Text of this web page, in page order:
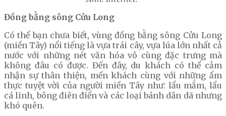
Đồng bằng sông Cửu Long
Có thể bạn chưa biết, vùng đồng bằng sông Cửu Long
(miền Tây) nổi tiếng là vựa trái cây, vựa lúa lớn nhất cả
nước với những nét văn hóa vô cùng đặc trưng mà
không đâu có được. Đến đây, du khách có thể cảm
nhận sự thân thiện, mến khách cùng với những ẩm
thực tuyệt vời của người miền Tây như: lẩu mắm, lẩu
cá linh, bông điên điển và các loại bánh dân dã nhưng
khó quên.